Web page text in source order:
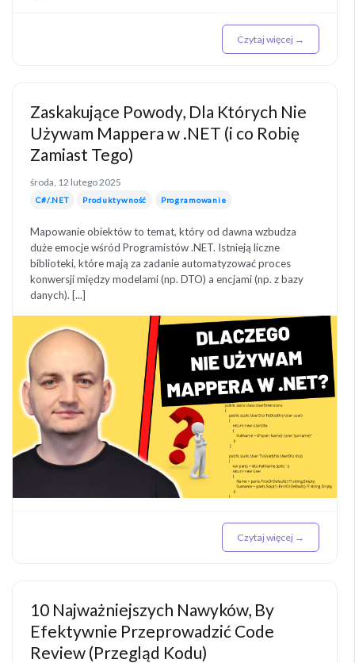
Czytaj więcej →
Zaskakujące Powody, Dla Których Nie
Używam Mappera w .NET (i co Robię
Zamiast Tego)
środa, 12 lutego 2025
C#/.NET Produktywność Programowanie
Mapowanie obiektów to temat, który od dawna wzbudza
duże emocje wśród Programistów .NET. Istnieją liczne
biblioteki, które mają za zadanie automatyzować proces
konwersji między modelami (np. DTO) a encjami (np. z bazy
danych). [...]
Czytaj więcej →
10 Najważniejszych Nawyków, By
Efektywnie Przeprowadzić Code
Review (Przegląd Kodu)